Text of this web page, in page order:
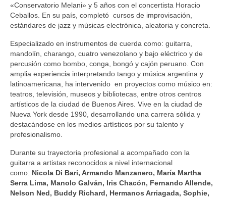
«Conservatorio Melani» y 5 años con el concertista Horacio
Ceballos. En su país, completó cursos de improvisación,
estándares de jazz y músicas electrónica, aleatoria y concreta.
Especializado en instrumentos de cuerda como: guitarra,
mandolín, charango, cuatro venezolano y bajo eléctrico y de
percusión como bombo, conga, bongó y cajón peruano. Con
amplia experiencia interpretando tango y música argentina y
latinoamericana, ha intervenido en proyectos como músico en:
teatros, televisión, museos y bibliotecas, entre otros centros
artísticos de la ciudad de Buenos Aires. Vive en la ciudad de
Nueva York desde 1990, desarrollando una carrera sólida y
destacándose en los medios artísticos por su talento y
profesionalismo.
Durante su trayectoria profesional a acompañado con la
guitarra a artistas reconocidos a nivel internacional
como: Nicola Di Bari, Armando Manzanero, María Martha
Serra Lima, Manolo Galván, Iris Chacón, Fernando Allende,
Nelson Ned, Buddy Richard, Hermanos Arriagada, Sophie,